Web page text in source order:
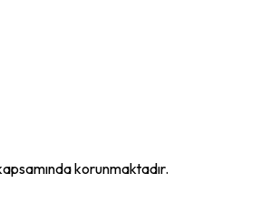
korunmaktadır.